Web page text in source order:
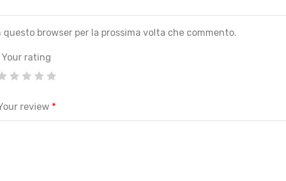
browser per la prossima volta che commento.
Your rating
review *